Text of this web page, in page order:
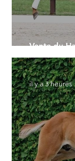
Vente du
Price
il y a 3 heures